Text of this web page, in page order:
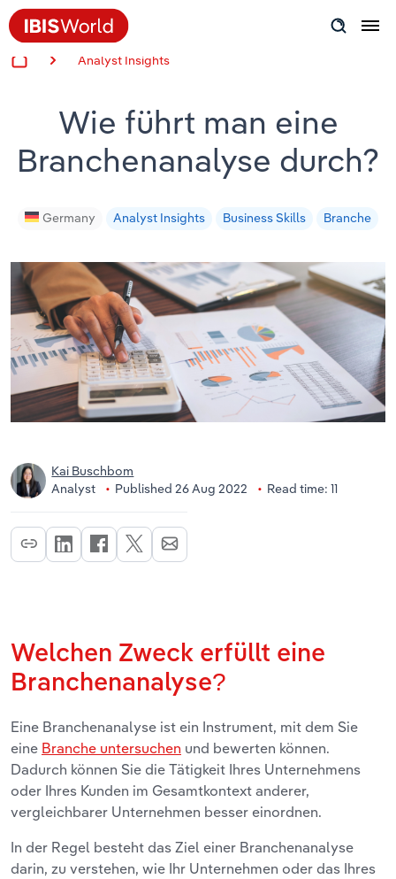
Analyst Insights
Wie führt man eine
Branchenanalyse durch?
Germany Analyst Insights Business Skills Branche
Kai Buschbom
Analyst
Published 26 Aug 2022 Read time: 11
Welchen Zweck erfüllt eine
Branchenanalyse?
Eine Branchenanalyse ist ein Instrument, mit dem Sie
eine Branche untersuchen und bewerten können.
Dadurch können Sie die Tätigkeit Ihres Unternehmens
oder Ihres Kunden im Gesamtkontext anderer,
vergleichbarer Unternehmen besser einordnen.
In der Regel besteht das Ziel einer Branchenanalyse
darin, zu verstehen, wie Ihr Unternehmen oder das Ihres
Success Stories
Product Hub
Applying Industry Research
View all articles